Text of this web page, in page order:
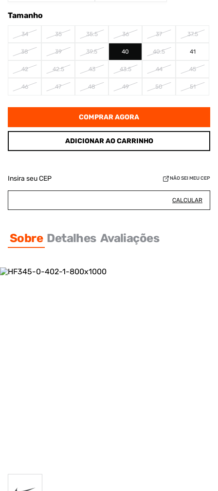
Tamanho
34 35 35.5 36 37 37.5
38 39 39.5 40 40.5 41
42 42.5 43 43.5 44 45
46 47 48 49 50 51
COMPRAR AGORA
ADICIONAR AO CARRINHO
Insira seu CEP NÃO SEI MEU CEP
CALCULAR
Sobre Detalhes Avaliações